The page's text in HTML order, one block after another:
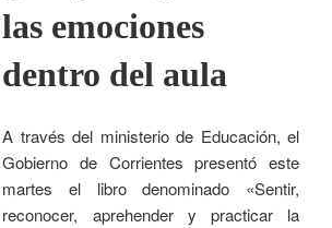
las emociones
dentro del aula
A través del ministerio de Educación, el
Gobierno de Corrientes presentó este
martes el libro denominado «Sentir,
reconocer, aprehender y practicar la